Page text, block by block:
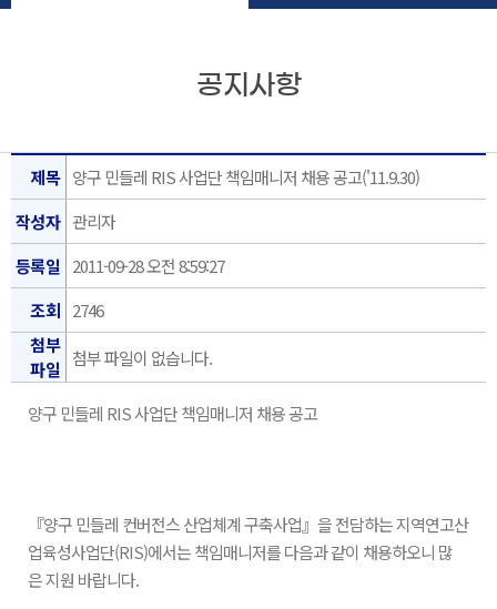
공지사항
제목 양구 민들레 RIS 사업단 책임매니저 채용 공고('11.9.30)
작성자 관리자
등록일
2011-09-28 오전 8:59:27
조회 2746
첨부
파일
첨부 파일이 없습니다.
양구 민들레 RIS 사업단 책임매니저 채용 공고
『양구 민들레 컨버전스 산업체계 구축사업』을 전담하는 지역연고산
업육성사업단(RIS)에서는 책임매니저를 다음과 같이 채용하오니 많
은 지원 바랍니다.